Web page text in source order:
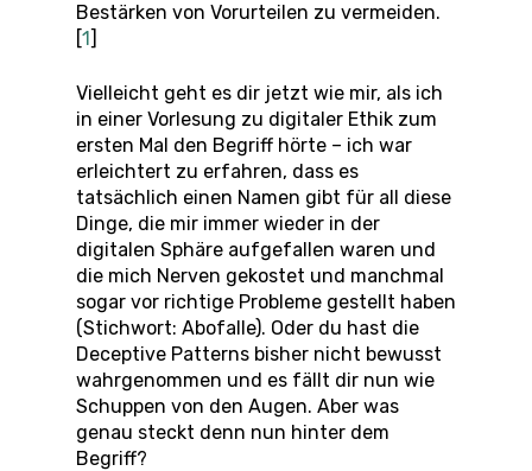
Bestärken von Vorurteilen zu vermeiden.
[1]
Vielleicht geht es dir jetzt wie mir, als ich
in einer Vorlesung zu digitaler Ethik zum
ersten Mal den Begriff hörte – ich war
erleichtert zu erfahren, dass es
tatsächlich einen Namen gibt für all diese
Dinge, die mir immer wieder in der
digitalen Sphäre aufgefallen waren und
die mich Nerven gekostet und manchmal
sogar vor richtige Probleme gestellt haben
(Stichwort: Abofalle). Oder du hast die
Deceptive Patterns bisher nicht bewusst
wahrgenommen und es fällt dir nun wie
Schuppen von den Augen. Aber was
genau steckt denn nun hinter dem
Begriff?